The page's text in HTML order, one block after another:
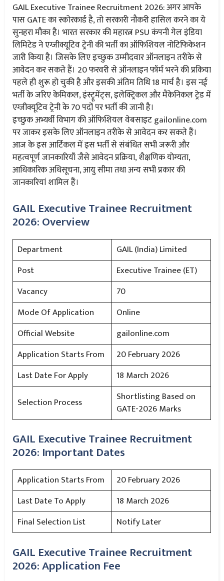
GAIL Executive Trainee Recruitment 2026: अगर आपके
पास GATE का स्कोरकार्ड है, तो सरकारी नौकरी हासिल करने का ये
सुनहरा मौका है। भारत सरकार की महारत्न PSU कंपनी गेल इंडिया
लिमिटेड ने एग्जीक्यूटिव ट्रेनी की भर्ती का ऑफिशियल नोटिफिकेशन
जारी किया है। जिसके लिए इच्छुक उम्मीदवार ऑनलाइन तरीके से
आवेदन कर सकते हैं। 20 फरवरी से ऑनलाइन फॉर्म भरने की प्रकिया
पहले ही शुरू हो चुकी है और इसकी अंतिम तिथि 18 मार्च है। इस नई
भर्ती के जरिए केमिकल, इंस्ट्रूमेंट्स, इलेक्ट्रिकल और मैकेनिकल ट्रेड में
एग्जीक्यूटिव ट्रेनी के 70 पदों पर भर्ती की जानी है।
इच्छुक अभ्यर्थी विभाग की ऑफिशियल वेबसाइट gailonline.com
पर जाकर इसके लिए ऑनलाइन तरीके से आवेदन कर सकते हैं।
आज के इस आर्टिकल में इस भर्ती से संबंधित सभी जरूरी और
महत्वपूर्ण जानकारियाँ जैसे आवेदन प्रक्रिया, शैक्षणिक योग्यता,
आधिकारिक अधिसूचना, आयु सीमा तथा अन्य सभी प्रकार की
जानकारियां शामिल हैं।
GAIL Executive Trainee Recruitment
2026: Overview
Department
GAIL (India) Limited
Post
Executive Trainee (ET)
Vacancy
70
Mode Of Application
Online
Official Website
gailonline.com
Application Starts From
20 February 2026
Last Date For Apply
18 March 2026
Selection Process
Shortlisting Based on
GATE-2026 Marks
GAIL Executive Trainee Recruitment
2026: Important Dates
Application Starts From
20 February 2026
Last Date To Apply
18 March 2026
Final Selection List
Notify Later
GAIL Executive Trainee Recruitment
2026: Application Fee